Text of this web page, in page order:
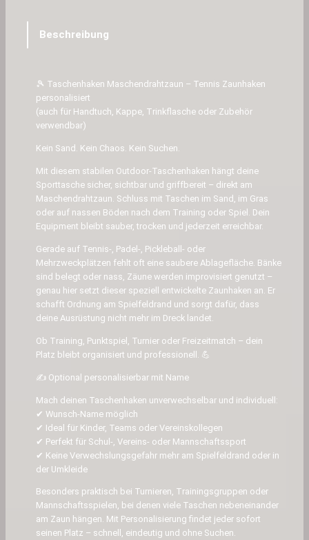
n
Beschreibung
🎾 Taschenhaken Maschendrahtzaun – Tennis Zaunhaken
personalisiert
(auch für Handtuch, Kappe, Trinkflasche oder Zubehör
verwendbar)
Kein Sand. Kein Chaos. Kein Suchen.
Mit diesem stabilen Outdoor-Taschenhaken hängt deine
Sporttasche sicher, sichtbar und griffbereit – direkt am
Maschendrahtzaun. Schluss mit Taschen im Sand, im Gras
oder auf nassen Böden nach dem Training oder Spiel. Dein
Equipment bleibt sauber, trocken und jederzeit erreichbar.
Gerade auf Tennis-, Padel-, Pickleball- oder
Mehrzweckplätzen fehlt oft eine saubere Ablagefläche. Bänke
sind belegt oder nass, Zäune werden improvisiert genutzt –
genau hier setzt dieser speziell entwickelte Zaunhaken an. Er
schafft Ordnung am Spielfeldrand und sorgt dafür, dass
deine Ausrüstung nicht mehr im Dreck landet.
Ob Training, Punktspiel, Turnier oder Freizeitmatch – dein
Platz bleibt organisiert und professionell. 💪
✍️ Optional personalisierbar mit Name
Mach deinen Taschenhaken unverwechselbar und individuell:
✔ Wunsch-Name möglich
✔ Ideal für Kinder, Teams oder Vereinskollegen
✔ Perfekt für Schul-, Vereins- oder Mannschaftssport
✔ Keine Verwechslungsgefahr mehr am Spielfeldrand oder in
der Umkleide
Besonders praktisch bei Turnieren, Trainingsgruppen oder
Mannschaftsspielen, bei denen viele Taschen nebeneinander
am Zaun hängen. Mit Personalisierung findet jeder sofort
seinen Platz – schnell, eindeutig und ohne Suchen.